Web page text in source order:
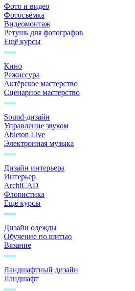
Фото и видео
Фотосъёмка
Видеомонтаж
Ретушь для фотографов
Ещё курсы
Кино
Режиссура
Актёрское мастерство
Сценарное мастерство
Sound-дизайн
Управление звуком
Ableton Live
Электронная музыка
Дизайн интерьера
Интерьер
ArchiCAD
Флористика
Ещё курсы
Дизайн одежды
Обучение по шитью
Вязание
Ландшафтный дизайн
Ландшафт